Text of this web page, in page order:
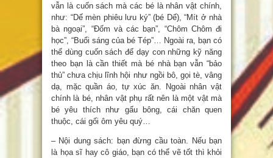
vẫn là cuốn sách mà các bé là nhân vật chính,
như: “Dế mèn phiêu lưu ký” (bé Dế), “Mít ở nhà
bà ngoại”, “Đốm và các bạn”, “Chôm Chôm đi
học”, “Buổi sáng của bé Tép”… Ngoài ra, bạn có
thể dùng cuốn sách để dạy con những kỹ năng
theo bạn là cần thiết mà bé nhà bạn vẫn “bảo
thủ” chưa chịu lĩnh hội như ngồi bô, gọi tè, vâng
dạ, mặc quần áo, tự xúc ăn. Ngoài nhân vật
chính là bé, nhân vật phụ rất nên là một vật mà
bé yêu thích như gấu bông, cái chăn quen
thuộc, cái gối ôm yêu quý…
– Nội dung sách: bạn đừng cầu toàn. Nếu bạn
là họa sĩ hay cô giáo, bạn có thể vẽ tốt thì khỏi